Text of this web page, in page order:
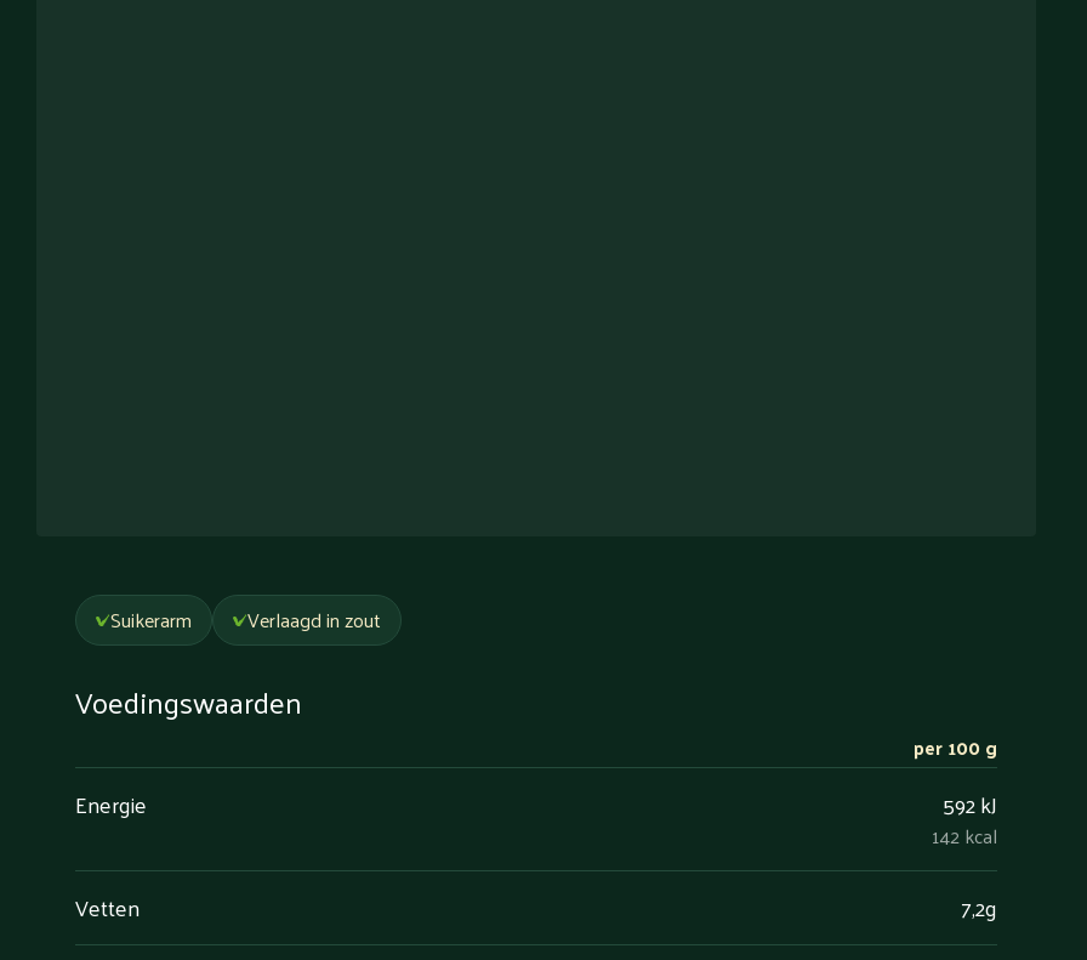
Suikerarm Verlaagd in zout
Voedingswaarden
per 100 g
Energie 592 kJ
142 kcal
Vetten 7,2g